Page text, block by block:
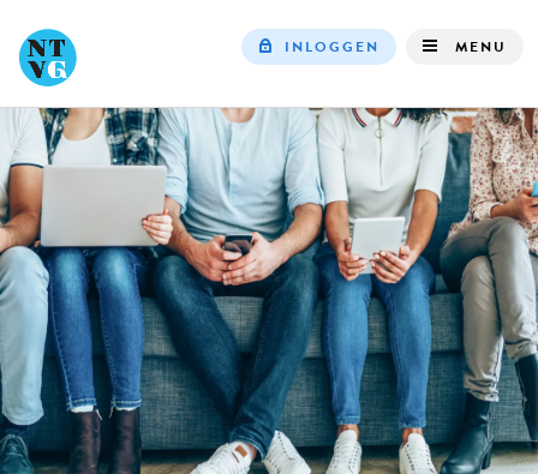
navigation
INLOGGEN MENU